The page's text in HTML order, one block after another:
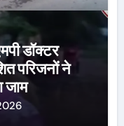
डॉक्टर
परिजनों ने
जाम